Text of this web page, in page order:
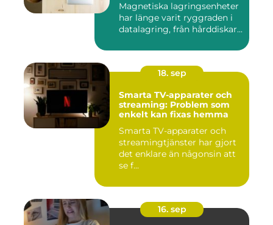
Magnetiska lagringsenheter
har länge varit ryggraden i
datalagring, från hårddiskar...
18. sep
Smarta TV-apparater och
streaming: Problem som
enkelt kan fixas hemma
Smarta TV-apparater och
streamingtjänster har gjort
det enklare än någonsin att
se f...
16. sep